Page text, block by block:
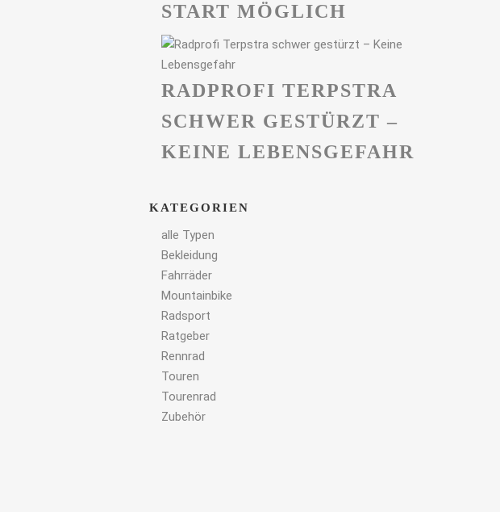
START MÖGLICH
RADPROFI TERPSTRA
SCHWER GESTÜRZT –
KEINE LEBENSGEFAHR
KATEGORIEN
alle Typen
Bekleidung
Fahrräder
Mountainbike
Radsport
Ratgeber
Rennrad
Touren
Tourenrad
Zubehör